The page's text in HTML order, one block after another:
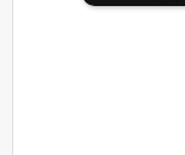
به نام